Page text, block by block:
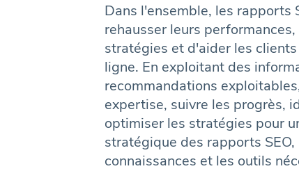
Dans l'ensemble, les rapports
rehausser leurs
stratégies et d'aider les
ligne. En exploitant des
recommandations
expertise, suivre les progrès,
optimiser les stratégies pour
stratégique des rapports
connaissances et les outils